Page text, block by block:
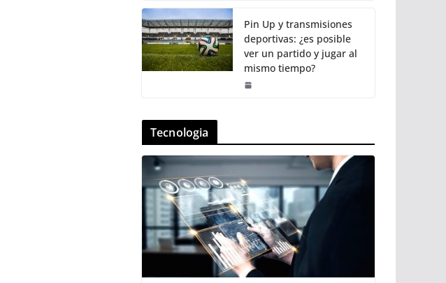
Pin Up y transmisiones
deportivas: ¿es posible
ver un partido y jugar al
mismo tiempo?
Tecnologia